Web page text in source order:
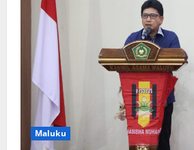
Maluku